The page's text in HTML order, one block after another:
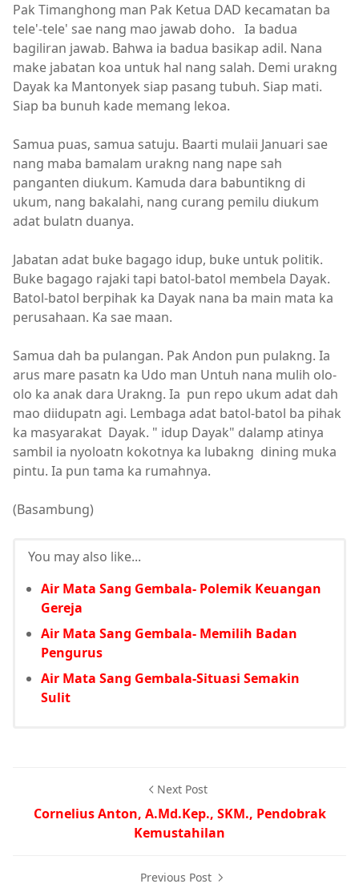
Pak Timanghong man Pak Ketua DAD kecamatan ba
tele'-tele' sae nang mao jawab doho. Ia badua
bagiliran jawab. Bahwa ia badua basikap adil. Nana
make jabatan koa untuk hal nang salah. Demi urakng
Dayak ka Mantonyek siap pasang tubuh. Siap mati.
Siap ba bunuh kade memang lekoa.
Samua puas, samua satuju. Baarti mulaii Januari sae
nang maba bamalam urakng nang nape sah
panganten diukum. Kamuda dara babuntikng di
ukum, nang bakalahi, nang curang pemilu diukum
adat bulatn duanya.
Jabatan adat buke bagago idup, buke untuk politik.
Buke bagago rajaki tapi batol-batol membela Dayak.
Batol-batol berpihak ka Dayak nana ba main mata ka
perusahaan. Ka sae maan.
Samua dah ba pulangan. Pak Andon pun pulakng. Ia
arus mare pasatn ka Udo man Untuh nana mulih olo-
olo ka anak dara Urakng. Ia pun repo ukum adat dah
mao diidupatn agi. Lembaga adat batol-batol ba pihak
ka masyarakat Dayak. " idup Dayak" dalamp atinya
sambil ia nyoloatn kokotnya ka lubakng dining muka
pintu. Ia pun tama ka rumahnya.
(Basambung)
You may also like...
Air Mata Sang Gembala- Polemik Keuangan
Gereja
Air Mata Sang Gembala- Memilih Badan
Pengurus
Air Mata Sang Gembala-Situasi Semakin
Sulit
Next Post
Cornelius Anton, A.Md.Kep., SKM., Pendobrak
Kemustahilan
Previous Post